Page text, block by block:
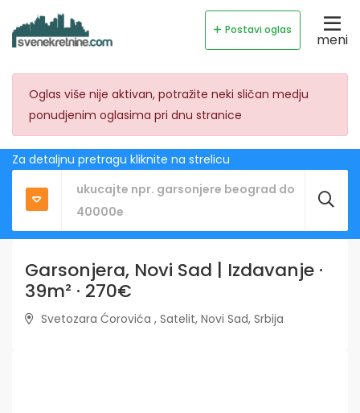
Postavi oglas
meni
Oglas više nije aktivan, potražite neki sličan medju
ponudjenim oglasima pri dnu stranice
Za detaljnu pretragu kliknite na strelicu
Garsonjera, Novi Sad | Izdavanje ·
39m² · 270€
Svetozara Ćorovića , Satelit, Novi Sad, Srbija